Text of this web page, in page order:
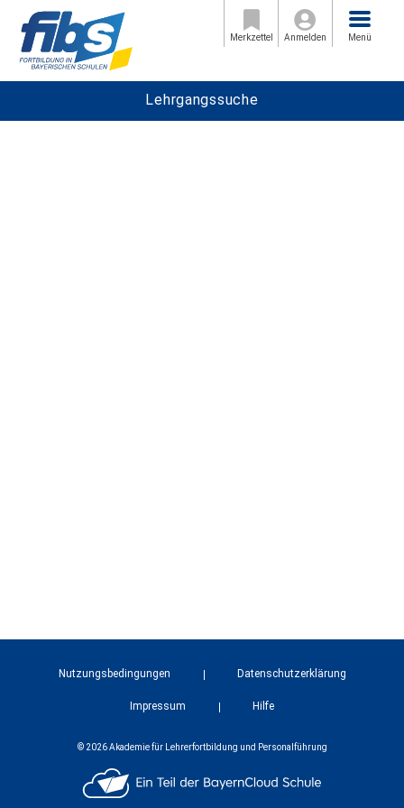
Merkzettel Anmelden
Menü
Menü
Lehrgangssuche
Nutzungsbedingungen Datenschutzerklärung
Impressum Hilfe
© 2026 Akademie für Lehrerfortbildung und Personalführung